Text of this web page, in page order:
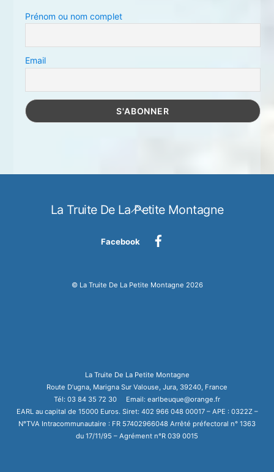
Prénom ou nom complet
Email
Back
To
La Truite De La Petite Montagne
Facebook
© La Truite De La Petite Montagne 2026
La Truite De La Petite Montagne
Route D’ugna, Marigna Sur Valouse, Jura, 39240, France
Tél: 03 84 35 72 30 Email: earlbeuque@orange.fr
EARL au capital de 15000 Euros. Siret: 402 966 048 00017 – APE : 0322Z –
N°TVA Intracommunautaire : FR 57402966048 Arrêté préfectoral n° 1363
du 17/11/95 – Agrément n°R 039 0015